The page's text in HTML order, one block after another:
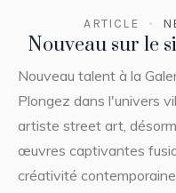
ARTICLE
Nouveau sur le
Nouveau talent à la
Plongez dans l'univers
artiste street art,
œuvres captivantes
créativité